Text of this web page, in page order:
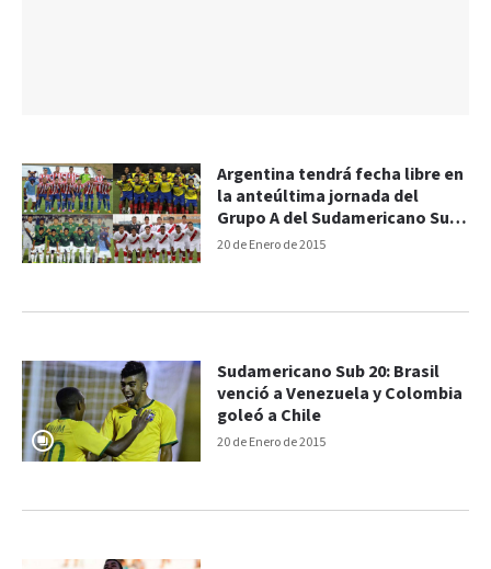
20 de Enero de 2015
Argentina tendrá fecha libre en
la anteúltima jornada del
Grupo A del Sudamericano Sub
20
20 de Enero de 2015
Sudamericano Sub 20: Brasil
venció a Venezuela y Colombia
goleó a Chile